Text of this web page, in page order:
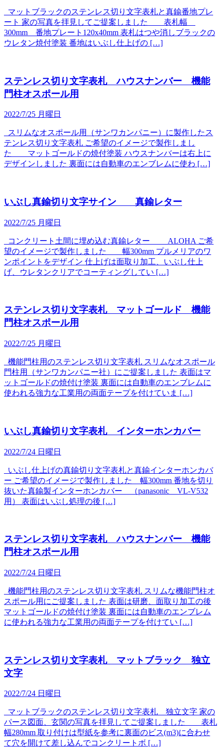
マットブラックのステンレス切り文字表札と真鍮番地プレ
ート 家の写真を拝見してご提案しました 表札幅
300mm 番地プレート120x40mm 表札はつや消しブラックの
ウレタン焼付塗装 番地はいぶし仕上げの […]
ステンレス切り文字表札 ハウスナンバー 機能
門柱オスポール用
2022/7/25 月曜日
スリムなオスポール用（サンワカンパニー）に製作したス
テンレス切り文字表札 ご希望のイメージで製作しまし
た マットゴールドの焼付塗装 ハウスナンバーは右上に
デザインしました 裏面には自動車のエンブレムに使わ […]
いぶし真鍮切り文字サイン 真鍮レター
2022/7/25 月曜日
コンクリート土間に埋め込む真鍮レター ALOHA ご希
望のイメージで製作しました 幅300mm プルメリアのワ
ンポイントをデザイン 仕上げは面取り加工、いぶし仕上
げ、ウレタンクリアでコーティングしてい […]
ステンレス切り文字表札 マットゴールド 機能
門柱オスポール用
2022/7/25 月曜日
機能門柱用のステンレス切り文字表札 スリムなオスポール
門柱用（サンワカンパニー社）にご提案しました 表面はマ
ットゴールドの焼付け塗装 裏面には自動車のエンブレムに
使われる強力な工業用の両面テープを付けていま […]
いぶし真鍮切り文字表札 インターホンカバー
2022/7/24 日曜日
いぶし仕上げの真鍮切り文字表札と真鍮インターホンカバ
ー ご希望のイメージで製作しました 幅300mm 番地を切り
抜いた真鍮製インターホンカバー （panasonic VL-V532
用） 表面はいぶし処理の後 […]
ステンレス切り文字表札 ハウスナンバー 機能
門柱オスポール用
2022/7/24 日曜日
機能門柱用のステンレス切り文字表札 スリムな機能門柱オ
スポール用にご提案しました 表面は研磨、面取り加工の後
マットゴールドの焼付け塗装 裏面には自動車のエンブレム
に使われる強力な工業用の両面テープを付けてい […]
ステンレス切り文字表札 マットブラック 独立
文字
2022/7/24 日曜日
マットブラックのステンレス切り文字表札 独立文字 家の
パース図面、玄関の写真を拝見してご提案しました 表札
幅280mm 取り付けは型紙を参考に裏面のビス(m3)に合わせ
て穴を開けて差し込んでコンクリートボ […]